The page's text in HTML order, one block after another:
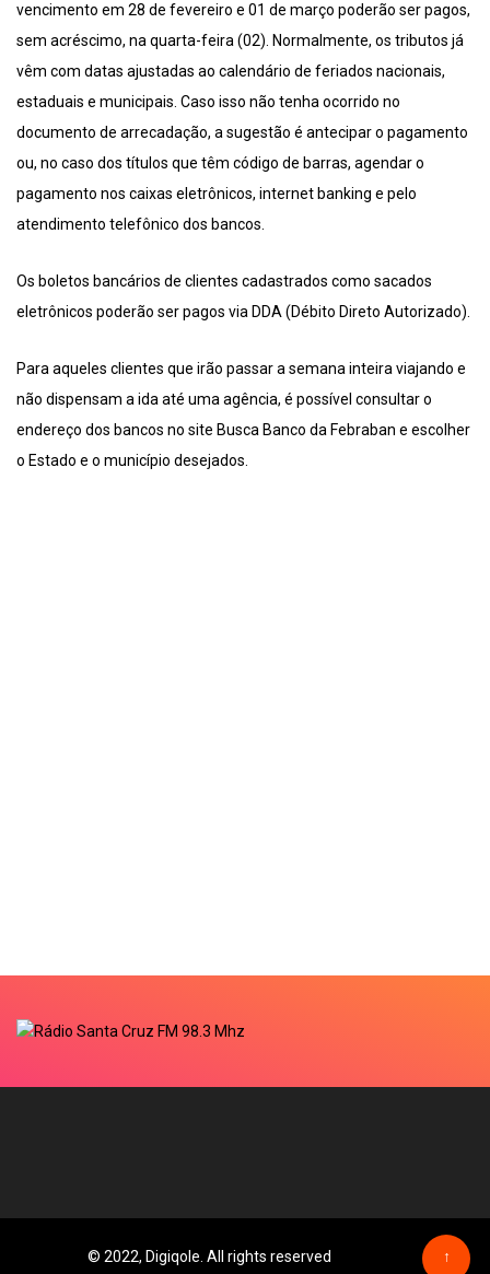
vencimento em 28 de fevereiro e 01 de março poderão ser pagos,
sem acréscimo, na quarta-feira (02). Normalmente, os tributos já
vêm com datas ajustadas ao calendário de feriados nacionais,
estaduais e municipais. Caso isso não tenha ocorrido no
documento de arrecadação, a sugestão é antecipar o pagamento
ou, no caso dos títulos que têm código de barras, agendar o
pagamento nos caixas eletrônicos, internet banking e pelo
atendimento telefônico dos bancos.
Os boletos bancários de clientes cadastrados como sacados
eletrônicos poderão ser pagos via DDA (Débito Direto Autorizado).
Para aqueles clientes que irão passar a semana inteira viajando e
não dispensam a ida até uma agência, é possível consultar o
endereço dos bancos no site Busca Banco da Febraban e escolher
o Estado e o município desejados.
© 2022, Digiqole. All rights reserved ↑